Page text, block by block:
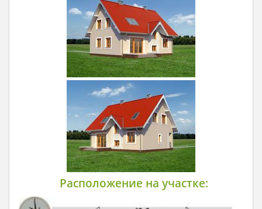
Расположение на участке: